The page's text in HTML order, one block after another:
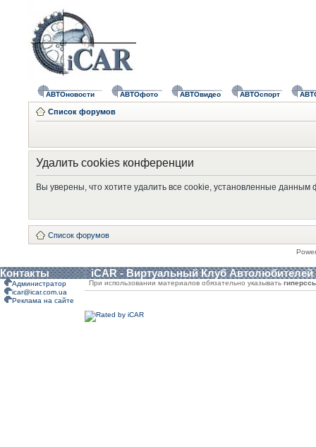
АВТОновости АВТОфото АВТОвидео АВТОспорт
Список форумов
Удалить cookies конференции
Вы уверены, что хотите удалить все cookie, установленные
Список форумов
Контакты iCAR - Виртуальный Клуб Автолюбителей
Администратор
icar@icar.com.ua
Реклама на сайте
При использовании материалов обязательно указывать